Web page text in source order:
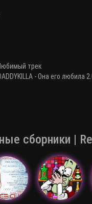
трек
- Она его любила
сборники |